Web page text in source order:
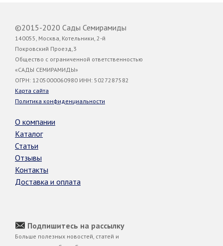
©2015-2020 Сады Семирамиды
140055, Москва, Котельники, 2-й
Покровский Проезд,3
Общество с ограниченной ответственностью
«САДЫ СЕМИРАМИДЫ»
ОГРН: 1205000060980 ИНН: 5027287582
Карта сайта
Политика конфиденциальности
О компании
Каталог
Статьи
Отзывы
Контакты
Доставка и оплата
Подпишитесь на рассылку
Больше полезных новостей, статей и